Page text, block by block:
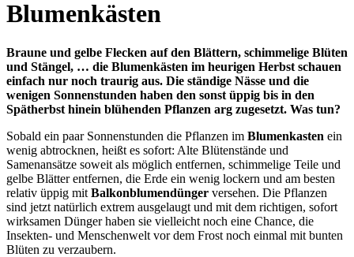
Blumenkästen
Braune und gelbe Flecken auf den Blättern, schimmelige Blüten
und Stängel, … die Blumenkästen im heurigen Herbst schauen
einfach nur noch traurig aus. Die ständige Nässe und die
wenigen Sonnenstunden haben den sonst üppig bis in den
Spätherbst hinein blühenden Pflanzen arg zugesetzt. Was tun?
Sobald ein paar Sonnenstunden die Pflanzen im Blumenkasten ein
wenig abtrocknen, heißt es sofort: Alte Blütenstände und
Samenansätze soweit als möglich entfernen, schimmelige Teile und
gelbe Blätter entfernen, die Erde ein wenig lockern und am besten
relativ üppig mit Balkonblumendünger versehen. Die Pflanzen
sind jetzt natürlich extrem ausgelaugt und mit dem richtigen, sofort
wirksamen Dünger haben sie vielleicht noch eine Chance, die
Insekten- und Menschenwelt vor dem Frost noch einmal mit bunten
Blüten zu verzaubern.